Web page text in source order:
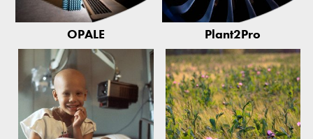
OPALE Plant2Pro